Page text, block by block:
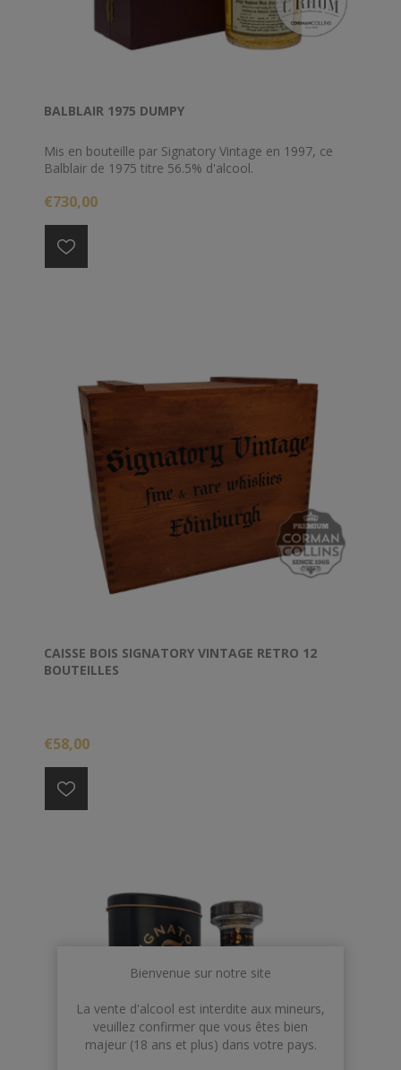
BALBLAIR 1975 DUMPY
Mis en bouteille par Signatory Vintage en 1997, ce
Balblair de 1975 titre 56.5% d'alcool.
€730,00
CAISSE BOIS SIGNATORY VINTAGE RETRO 12
BOUTEILLES
€58,00
Bienvenue sur notre site
La vente d'alcool est interdite aux mineurs,
veuillez confirmer que vous êtes bien
majeur (18 ans et plus) dans votre pays.